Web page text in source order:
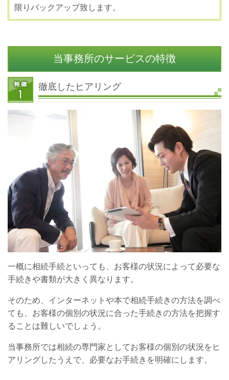
限りバックアップ致します。
当事務所のサービスの特徴
徹底したヒアリング
一概に相続手続といっても、お客様の状況によって必要な
手続きや書類が大きく異なります。
そのため、インターネットや本で相続手続きの方法を調べ
ても、お客様の個別の状況に合った手続きの方法を把握す
ることは難しいでしょう。
当事務所では相続の専門家としてお客様の個別の状況をヒ
アリングしたうえで、必要なお手続きを明確にします。